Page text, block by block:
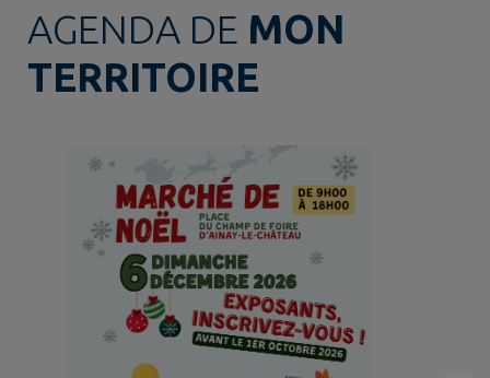
AGENDA DE MON
TERRITOIRE